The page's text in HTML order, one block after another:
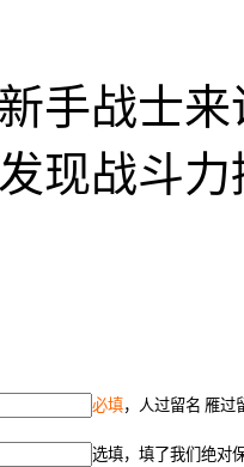
手战士
现战斗
必填，人过留名 雁过
选填，填了我们绝对